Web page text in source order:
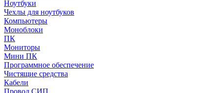
Ноутбуки
Чехлы для ноутбуков
Компьютеры
Моноблоки
ПК
Мониторы
Мини ПК
Программное обеспечение
Чистящие средства
Кабели
Провод СИП